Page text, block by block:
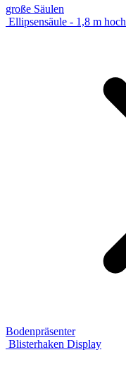
große Säulen
Ellipsensäule - 1,8 m hoch
Bodenpräsenter
Blisterhaken Display